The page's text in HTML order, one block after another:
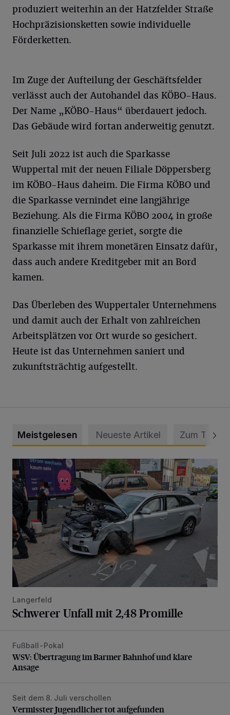
produziert weiterhin an der Hatzfelder Straße
Hochpräzisionsketten sowie individuelle
Förderketten.
Im Zuge der Aufteilung der Geschäftsfelder
verlässt auch der Autohandel das KÖBO-Haus.
Der Name „KÖBO-Haus“ überdauert jedoch.
Das Gebäude wird fortan anderweitig genutzt.
Seit Juli 2022 ist auch die Sparkasse
Wuppertal mit der neuen Filiale Döppersberg
im KÖBO-Haus daheim. Die Firma KÖBO und
die Sparkasse vernindet eine langjährige
Beziehung. Als die Firma KÖBO 2004 in große
finanzielle Schieflage geriet, sorgte die
Sparkasse mit ihrem monetären Einsatz dafür,
dass auch andere Kreditgeber mit an Bord
kamen.
Das Überleben des Wuppertaler Unternehmens
und damit auch der Erhalt von zahlreichen
Arbeitsplätzen vor Ort wurde so gesichert.
Heute ist das Unternehmen saniert und
zukunftsträchtig aufgestellt.
Meistgelesen Neueste Artikel Zum Thema
Schwerer Unfall mit 2,48 Promille
Langerfeld
Schwerer Unfall mit 2,48 Promille
WSV: Übertragung im Barmer Bahnhof und klare Ansage
Fußball-Pokal
WSV: Übertragung im Barmer Bahnhof und klare
Ansage
Vermisster Jugendlicher tot aufgefunden
Seit dem 8. Juli verschollen
Vermisster Jugendlicher tot aufgefunden